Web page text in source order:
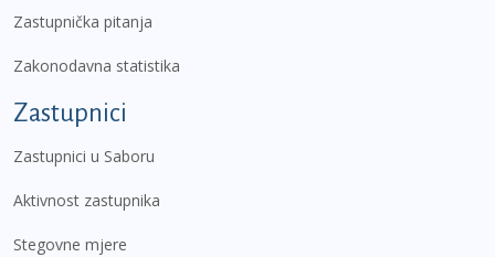
Zastupnička pitanja
Zakonodavna statistika
Zastupnici
Zastupnici u Saboru
Aktivnost zastupnika
Stegovne mjere